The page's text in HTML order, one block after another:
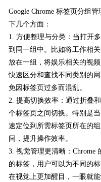
Google Chrome 标签页分组
下几个方面：
1. 方便整理与分类：当打开
到同一组中。比如将工作相
放在一组，将娱乐相关的视
快速区分和查找不同类别的
免因标签页过多而混乱。
2. 提高切换效率：通过折叠
个标签页之间切换。特别是
速定位到所需标签页所在的
间，提升操作效率。
3. 视觉管理更清晰：Chrome
的标签，用户可以为不同的
在视觉上更加醒目，一眼就